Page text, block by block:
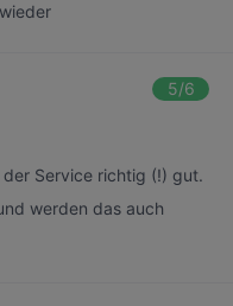
5/6
der Service richtig (!) gut.
werden das auch